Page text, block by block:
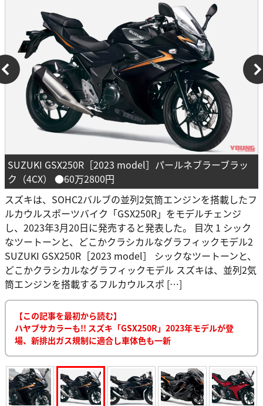
SUZUKI GSX250R［2023 model］パールネブラーブラッ
ク（4CX） ●60万2800円
スズキは、SOHC2バルブの並列2気筒エンジンを搭載したフ
ルカウルスポーツバイク「GSX250R」をモデルチェンジ
し、2023年3月20日に発売すると発表した。 目次 1 シック
なツートーンと、どこかクラシカルなグラフィックモデル2
SUZUKI GSX250R［2023 model］ シックなツートーンと、
どこかクラシカルなグラフィックモデル スズキは、並列2気
筒エンジンを搭載するフルカウルスポ […]
【この記事を最初から読む】
ハヤブサカラーも!! スズキ「GSX250R」2023年モデルが登
場、新排出ガス規制に適合し車体色も一新